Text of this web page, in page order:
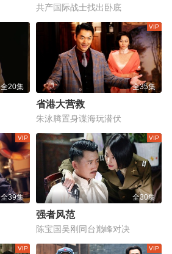
共产国际战士找出卧底
全20集 全35集
省港大营救
朱泳腾置身谍海玩潜伏
全39集 全30集
强者风范
陈宝国吴刚同台巅峰对决